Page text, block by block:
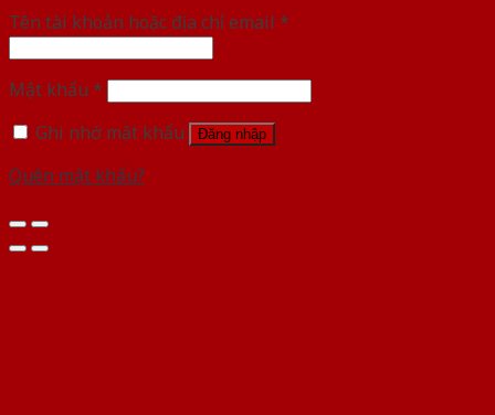
Tên tài khoản hoặc địa chỉ email *
Mật khẩu *
Ghi nhớ mật khẩu
Đăng nhập
Quên mật khẩu?